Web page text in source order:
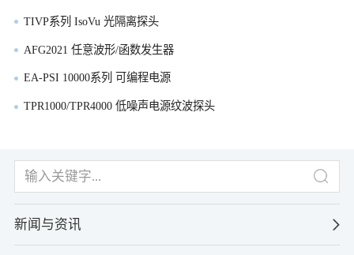
TIVP系列 IsoVu 光隔离探头
AFG2021 任意波形/函数发生器
EA-PSI 10000系列 可编程电源
TPR1000/TPR4000 低噪声电源纹波探头
新闻与资讯